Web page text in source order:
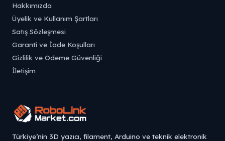
Hakkımızda
Üyelik ve Kullanım Şartları
Satış Sözleşmesi
Garanti ve İade Koşulları
Gizlilik ve Ödeme Güvenliği
İletişim
Türkiye’nin 3D yazıcı, filament, Arduino ve teknik elektronik